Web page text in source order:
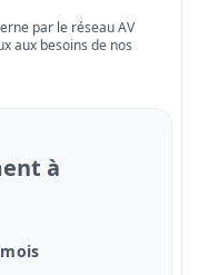
par le réseau AV
aux besoins de nos
à